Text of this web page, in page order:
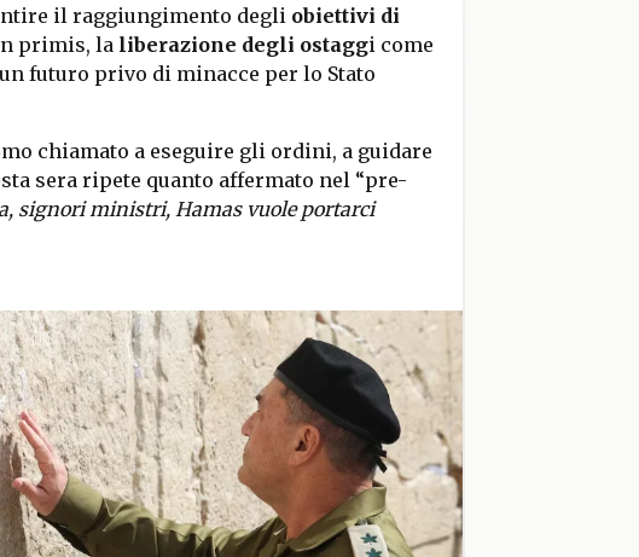
il raggiungimento degli obiettivi di
primis, la liberazione degli ostaggi come
futuro privo di minacce per lo Stato
chiamato a eseguire gli ordini, a guidare
sera ripete quanto affermato nel “pre-
signori ministri, Hamas vuole portarci